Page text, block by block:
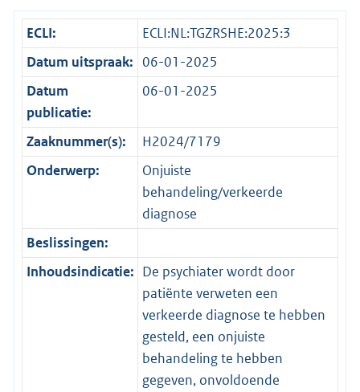
ECLI:
ECLI:NL:TGZRSHE:2025:3
Datum uitspraak: 06-01-2025
Datum
publicatie:
06-01-2025
Zaaknummer(s):
H2024/7179
Onderwerp:
Onjuiste
behandeling/verkeerde
diagnose
Beslissingen:
Inhoudsindicatie: De psychiater wordt door
patiënte verweten een
verkeerde diagnose te hebben
gesteld, een onjuiste
behandeling te hebben
gegeven, onvoldoende